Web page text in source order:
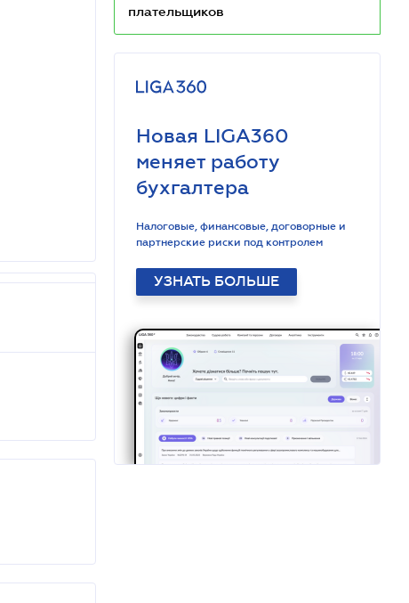
плательщиков
Новая LIGA360
меняет работу
бухгалтера
Налоговые, финансовые, договорные и
партнерские риски под контролем
УЗНАТЬ БОЛЬШЕ